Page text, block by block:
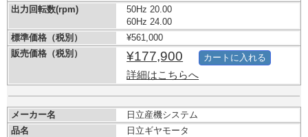
出力回転数(rpm)
50Hz 20.00
60Hz 24.00
標準価格（税別）
¥561,000
販売価格（税別）
¥177,900
詳細はこちらへ
カートに入れる
メーカー名
日立産機システム
品名
日立ギヤモータ